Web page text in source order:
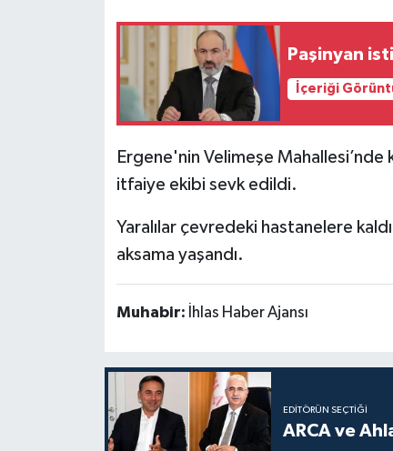
Paşinyan
İçeriği
Ergene'nin Velimeşe Mahallesi’nde
itfaiye ekibi sevk edildi.
Yaralılar çevredeki hastanelere
aksama yaşandı.
Muhabir: İhlas Haber Ajansı
EDITÖRÜN SEÇTIĞI
ARCA ve